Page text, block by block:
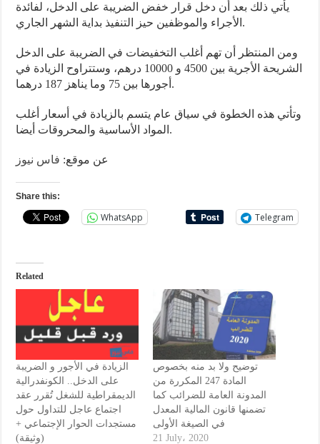
يأتي ذلك بعد أن دخل قرار خفض الضريبة على الدخل، لفائدة
الأجراء والموظفين حيز التنفيذ بداية الشهر الجاري.
ومن المنتظر أن تهم أغلب التخفيضات في الضريبة على الدخل
الشريحة الأجرية بين 4500 و 10000 درهم، وستتراوح الزيادة في
أجورها بين 75 وما يناهز 187 درهما.
وتأتي هذه الخطوة في سياق عام يتسم بالزيادة في أسعار أغلب
المواد الأساسية والمحروقات أيضا.
عن موقع: فاس نيوز
Share this:
WhatsApp Telegram
Related
الزيادة في الأجور و الضريبة
على الدخل.. الكونفدرالية
الديمقراطية للشغل تُقرر عقد
اجتماع عاجل للتداول حول
مستجدات الحوار الإجتماعي +
(وثيقة)
توضيح ولا بد منه بخصوص
المادة 247 المكررة من
المدونة العامة للضرائب كما
تضمنها قانون المالية المعدل
في الصيغة الأولى
21 July، 2020